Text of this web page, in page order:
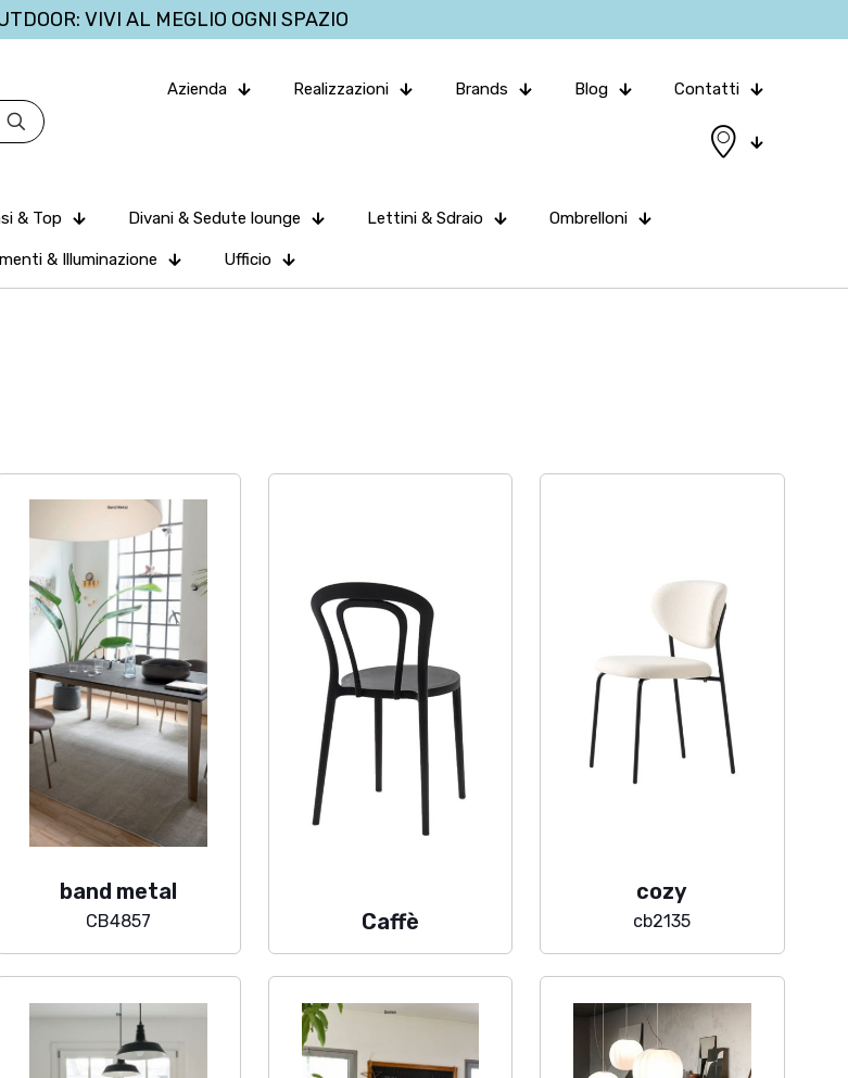
VIVI AL MEGLIO OGNI SPAZIO
Azienda Realizzazioni Brands Blog Contatti
& Top Divani & Sedute lounge Lettini & Sdraio Ombrelloni
& Illuminazione Ufficio
band metal
CB4857 Caffè
cozy
cb2135